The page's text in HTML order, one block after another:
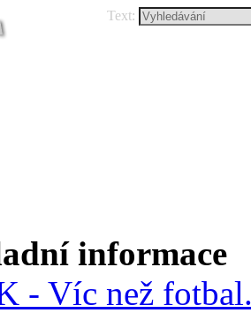
Text:
informace
- Víc než